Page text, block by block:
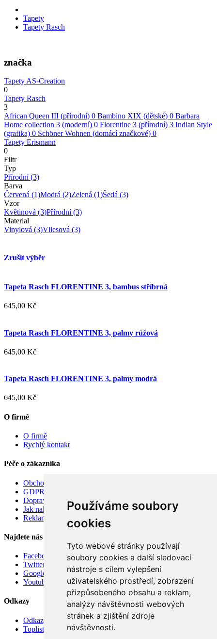
Používáme soubory
cookies
Tyto webové stránky používají
soubory cookies a další sledovací
nástroje s cílem vylepšení
uživatelského prostředí, zobrazení
přizpůsobeného obsahu a reklam,
analýzy návštěvnosti webových
stránek a zjištění zdroje
návštěvnosti.
Tapety
Tapety Rasch
značka
Tapety AS-Creation
0
Tapety Rasch
3
African Queen III (přírodní) 0 Bambino XIX (dětské) 0 Barbara
Home collection 3 (moderní) 0 Florentine 3 (přírodní) 3 Indian Style
(grafika) 0 Schöner Wohnen (domácí značkové) 0
Tapety Erismann
0
Filtr
Typ
Přírodní(3)
Barva
Červená (1)Modrá (2)Zelená (1)Šedá (3)
Vzor
Květinová (3)Přírodní(3)
Material
Vinylová (3)Vliesová (3)
Zrušit výběr
Tapeta Rasch FLORENTINE 3, bambus stříbrná
645,00 Kč
Tapeta Rasch FLORENTINE 3, palmy růžová
645,00 Kč
Tapeta Rasch FLORENTINE 3, palmy modrá
645,00 Kč
O firmě
O firmě
Rychlý kontakt
Péče o zákazníka
Obchodní podmínky
GDPR
Doprava
Jak nakupovat
Reklamace
Najdete nás
Facebook
Twitter
Google
Youtube
Odkazy
Odkazy
Toplist